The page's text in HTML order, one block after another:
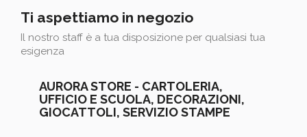
Ti aspettiamo in negozio
Il nostro staff è a tua disposizione per qualsiasi tua
esigenza
AURORA STORE - CARTOLERIA,
UFFICIO E SCUOLA, DECORAZIONI,
GIOCATTOLI, SERVIZIO STAMPE